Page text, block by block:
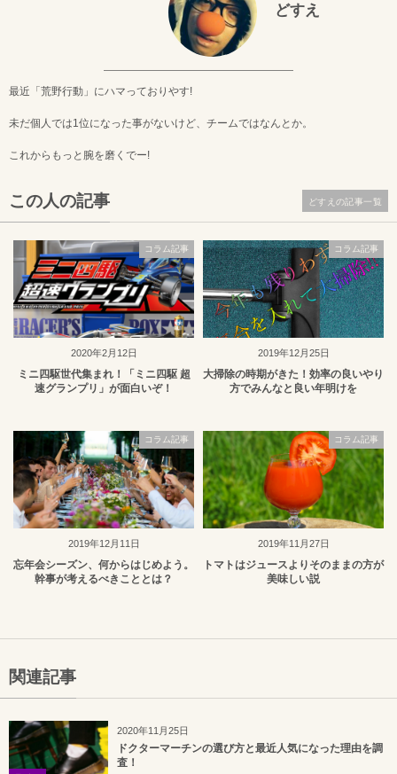
どすえ
最近「荒野行動」にハマっておりやす!
未だ個人では1位になった事がないけど、チームではなんとか。
これからもっと腕を磨くでー!
この人の記事
2020年2月12日
コラム記事
ミニ四駆世代集まれ！「ミニ四駆 超
速グランプリ」が面白いぞ！
2019年12月25日
コラム記事
大掃除の時期がきた！効率の良いやり
方でみんなと良い年明けを
2019年12月11日
コラム記事
忘年会シーズン、何からはじめよう。
幹事が考えるべきこととは？
2019年11月27日
コラム記事
トマトはジュースよりそのままの方が
美味しい説
どすえの記事一覧
関連記事
2020年11月25日
ドクターマーチンの選び方と最近人気になった理由を調
査！